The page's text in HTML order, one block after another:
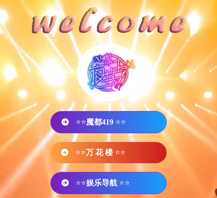
⭐⭐魔都419 ⭐⭐
⭐⭐万 花 楼 ⭐⭐
⭐⭐娱乐导航 ⭐⭐